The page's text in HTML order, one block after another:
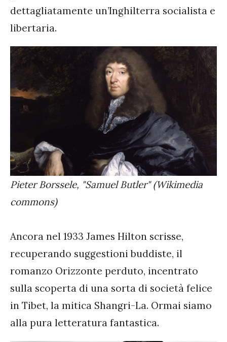
dettagliatamente un’Inghilterra socialista e
libertaria.
Pieter Borssele, "Samuel Butler" (Wikimedia
commons)
Ancora nel 1933 James Hilton scrisse,
recuperando suggestioni buddiste, il
romanzo Orizzonte perduto, incentrato
sulla scoperta di una sorta di società felice
in Tibet, la mitica Shangri-La. Ormai siamo
alla pura letteratura fantastica.